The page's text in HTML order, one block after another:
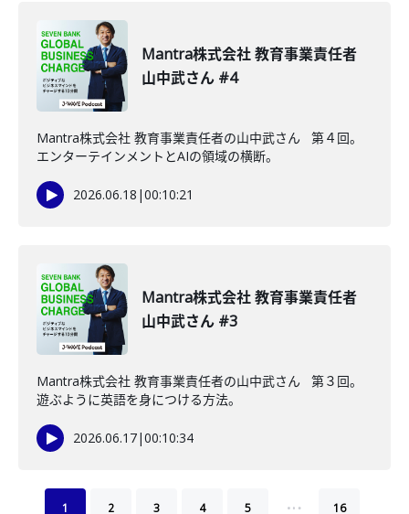
Mantra株式会社 教育事業責任者
山中武さん #4
Mantra株式会社 教育事業責任者の山中武さん 第４回。
エンターテインメントとAIの領域の横断。
2026.06.18 |00:10:21
Mantra株式会社 教育事業責任者
山中武さん #3
Mantra株式会社 教育事業責任者の山中武さん 第３回。
遊ぶように英語を身につける方法。
2026.06.17|00:10:34
1 2 3 4 5 … 16